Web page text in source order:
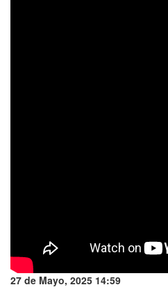
27 de Mayo, 2025 14:59